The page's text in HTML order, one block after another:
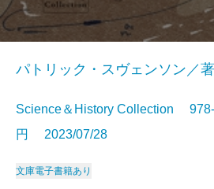
パトリック・スヴェンソン／
Science＆History Collection
円 2023/07/28
文庫電子書籍あり